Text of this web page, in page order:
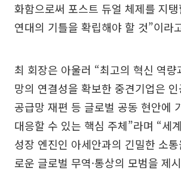
화함으로써 포스트 듀얼 체제를 지
연대의 기틀을 확립해야 할 것”이라
최 회장은 아울러 “최고의 혁신 역량
망의 연결성을 확보한 중견기업은
공급망 재편 등 글로벌 공동 현안에
대응할 수 있는 핵심 주체”라며 “세
성장 엔진인 아세안과의 긴밀한 소
로운 글로벌 무역·통상의 모범을 제